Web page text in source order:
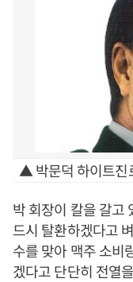
▲ 박문덕 하이트진
박 회장이 칼을 갈고
드시 탈환하겠다고
수를 맞아 맥주 소비
겠다고 단단히 전열